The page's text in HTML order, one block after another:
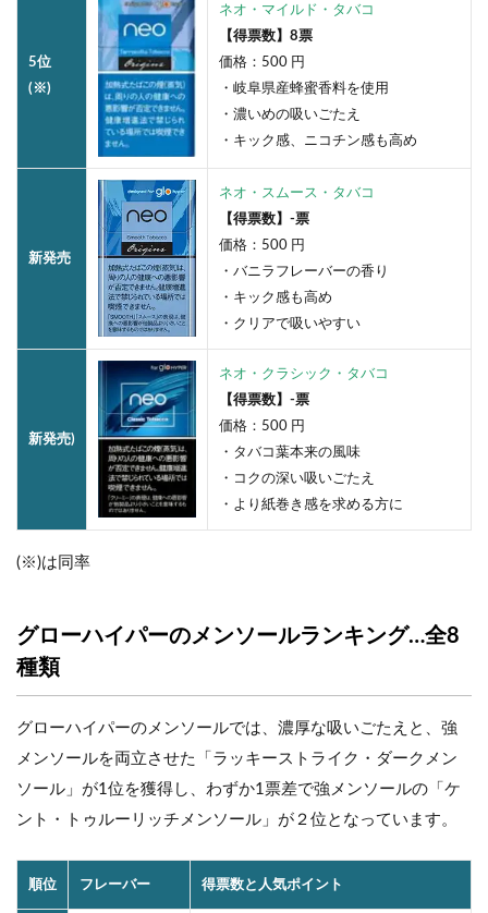
5位
(※)
ネオ・マイルド・タバコ
【得票数】8票
価格：500 円
・岐阜県産蜂蜜香料を使用
・濃いめの吸いごたえ
・キック感、ニコチン感も高め
新発売
ネオ・スムース・タバコ
【得票数】-票
価格：500 円
・バニラフレーバーの香り
・キック感も高め
・クリアで吸いやすい
新発売)
ネオ・クラシック・タバコ
【得票数】-票
価格：500 円
・タバコ葉本来の風味
・コクの深い吸いごたえ
・より紙巻き感を求める方に
(※)は同率
グローハイパーのメンソールランキング…全8
種類
グローハイパーのメンソールでは、濃厚な吸いごたえと、強
メンソールを両立させた「ラッキーストライク・ダークメン
ソール」が1位を獲得し、わずか1票差で強メンソールの「ケ
ント・トゥルーリッチメンソール」が２位となっています。
順位 フレーバー 得票数と人気ポイント